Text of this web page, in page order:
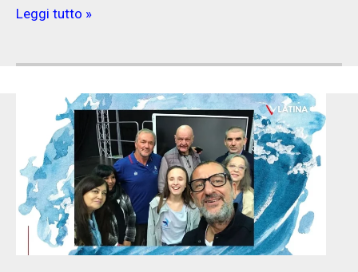
Messaggio
delfini
Chiessi,
realizzata
da
Leggi tutto »